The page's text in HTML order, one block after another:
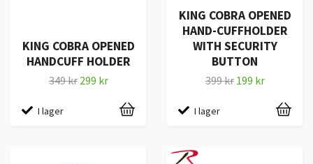
KING COBRA OPENED
HANDCUFF HOLDER
349 kr 299 kr
I lager
KING COBRA OPENED
HAND-CUFFHOLDER
WITH SECURITY
BUTTON
399 kr 199 kr
I lager